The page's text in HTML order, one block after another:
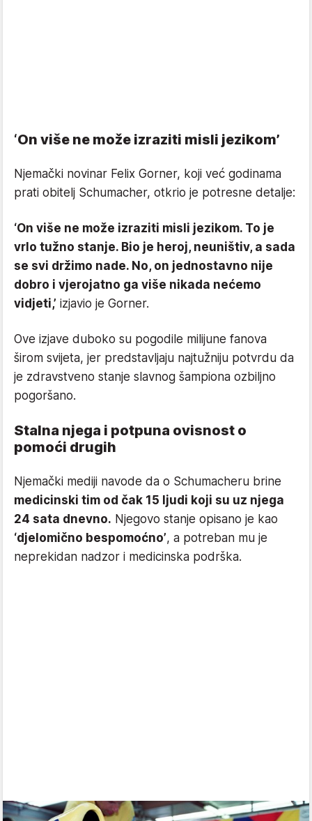
‘On više ne može izraziti misli jezikom’
Njemački novinar Felix Gorner, koji već godinama
prati obitelj Schumacher, otkrio je potresne detalje:
‘On više ne može izraziti misli jezikom. To je
vrlo tužno stanje. Bio je heroj, neuništiv, a sada
se svi držimo nade. No, on jednostavno nije
dobro i vjerojatno ga više nikada nećemo
vidjeti,’ izjavio je Gorner.
Ove izjave duboko su pogodile milijune fanova
širom svijeta, jer predstavljaju najtužniju potvrdu da
je zdravstveno stanje slavnog šampiona ozbiljno
pogoršano.
Stalna njega i potpuna ovisnost o
pomoći drugih
Njemački mediji navode da o Schumacheru brine
medicinski tim od čak 15 ljudi koji su uz njega
24 sata dnevno. Njegovo stanje opisano je kao
‘djelomično bespomoćno’, a potreban mu je
neprekidan nadzor i medicinska podrška.